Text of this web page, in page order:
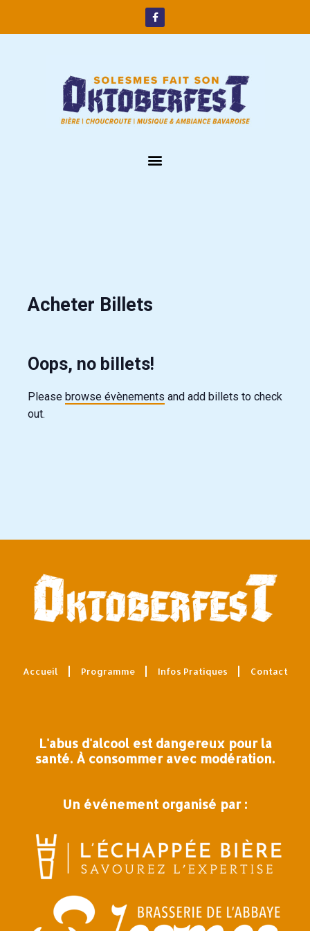
Acheter Billets
Oops, no billets!
Please browse évènements and add billets to check
out.
Accueil Programme Infos Pratiques Contact
L'abus d'alcool est dangereux pour la
santé. À consommer avec modération.
Un événement organisé par :